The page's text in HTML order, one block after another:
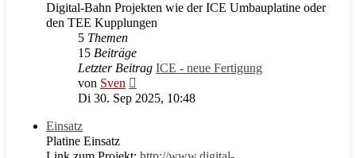
Digital-Bahn Projekten wie der ICE Umbauplatine oder
den TEE Kupplungen
5 Themen
15 Beiträge
Letzter Beitrag ICE - neue Fertigung
von Sven
Beitrag
Di 30. Sep 2025, 10:48
Einsatz
Platine Einsatz